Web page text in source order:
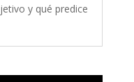
y qué predice